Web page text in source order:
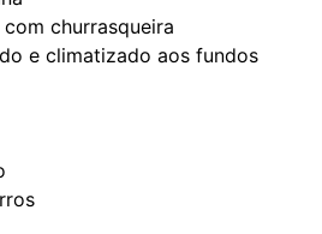
churrasqueira
e climatizado aos fundos
Vaga para 02 carros